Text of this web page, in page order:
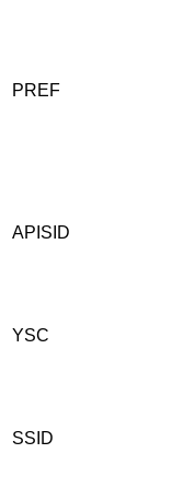
PREF
APISID
YSC
SSID